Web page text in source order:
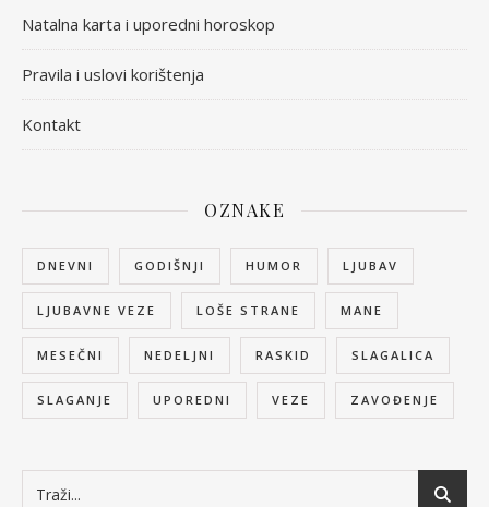
Natalna karta i uporedni horoskop
Pravila i uslovi korištenja
Kontakt
OZNAKE
DNEVNI GODIŠNJI HUMOR LJUBAV
LJUBAVNE VEZE LOŠE STRANE MANE
MESEČNI NEDELJNI RASKID SLAGALICA
SLAGANJE UPOREDNI VEZE ZAVOĐENJE